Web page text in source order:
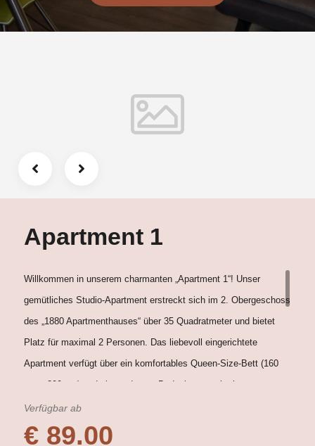
Apartment 1
Willkommen in unserem charmanten „Apartment 1“! Unser
gemütliches Studio-Apartment erstreckt sich im 2. Obergeschoss
des „1880 Apartmenthauses“ über 35 Quadratmeter und bietet
Platz für maximal 2 Personen. Das liebevoll eingerichtete
Apartment verfügt über ein komfortables Queen-Size-Bett (160
cm x 200 cm) und ein modernes Badezimmer mit einer
erfrischenden Dusche. Darüber hinaus stehen Ihnen eine
Waschmaschine und ein Trockner zur Verfügung. Die voll
Verfügbar ab
€ 89.00